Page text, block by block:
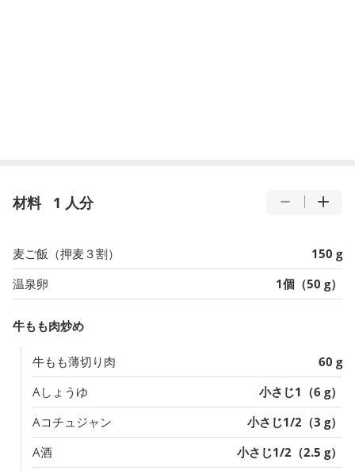
材料 1 人分
麦ご飯（押麦３割）
150 g
温泉卵
1個（50 g）
牛もも肉炒め
牛もも薄切り肉
60 g
Aしょうゆ
小さじ1（6 g）
Aコチュジャン
小さじ1/2（3 g）
A酒
小さじ1/2（2.5 g）